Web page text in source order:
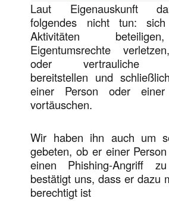
Laut Eigenauskunft
folgendes nicht tun:
Aktivitäten
Eigentumsrechte
oder vertrauliche
bereitstellen und
einer Person oder einer
vortäuschen.
Wir haben ihn auch um
gebeten, ob er einer
einen Phishing-Angriff
bestätigt uns, dass er dazu
berechtigt ist